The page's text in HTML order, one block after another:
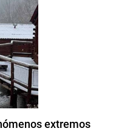
extremos